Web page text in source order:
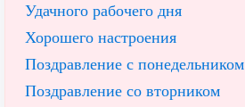
Удачного рабочего дня
Хорошего настроения
Поздравление с понедельником
Поздравление со вторником